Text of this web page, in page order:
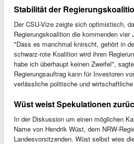
Stabilität der
Der CSU-Vize zeigte sich optimistisch,
Regierungskoalition die kommenden vier
"Dass es manchmal knirscht, gehört in
schwarz-rote Koalition wird ihren
habe ich überhaupt keinen Zweifel",
Regierungsauftrag kann für Investoren
verlässliche politische und
Wüst weist Spekulationen
In der Diskussion um einen möglichen
Name von Hendrik Wüst, dem NRW-
Landesvorsitzenden. Wüst selbst wies